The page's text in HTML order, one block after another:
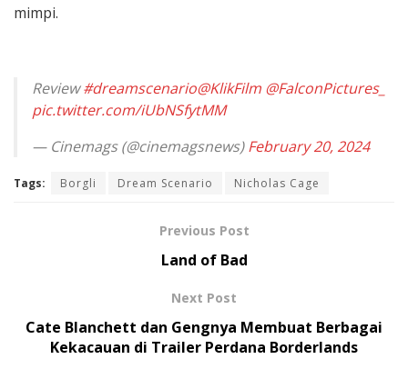
mimpi.
Review#dreamscenario@KlikFilm @FalconPictures_
pic.twitter.com/iUbNSfytMM
— Cinemags (@cinemagsnews)February 20, 2024
Tags: Borgli Dream Scenario Nicholas Cage
Previous Post
Land of Bad
Next Post
Cate Blanchett dan Gengnya Membuat Berbagai
Kekacauan di Trailer Perdana Borderlands